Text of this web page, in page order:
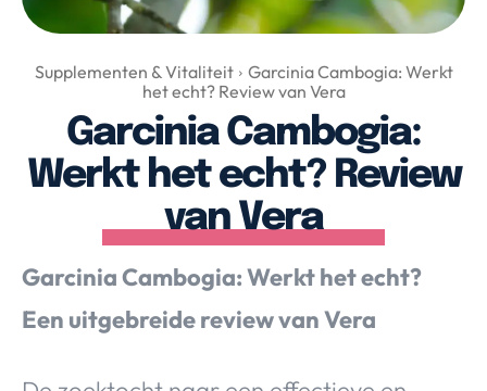
Over Valerie
De Top 5
Contact
VALERIE'S CHOICE
Food & Drinks Health & Beauty Gadgets
Supplementen & Vitaliteit
Garcinia Cambogia: Werkt
het echt? Review van Vera
Garcinia Cambogia:
Werkt het echt? Review
van Vera
Garcinia Cambogia: Werkt het echt?
Een uitgebreide review van Vera